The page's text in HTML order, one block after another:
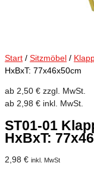
Start / Sitzmöbel /
HxBxT: 77x46x50cm
ab 2,50 € zzgl. MwSt.
ab 2,98 € inkl. MwSt.
ST01-01
HxBxT:
2,98 € inkl. MwSt